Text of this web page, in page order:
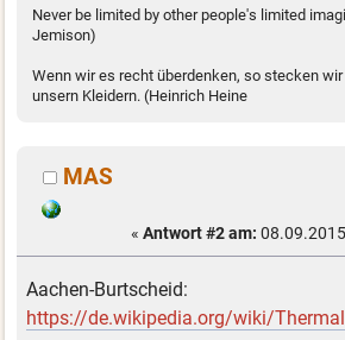
Never be limited by other people's limited
Jemison)
Wenn wir es recht überdenken, so stecken
unsern Kleidern. (Heinrich Heine
MAS
« Antwort #2 am:
Aachen-Burtscheid:
https://de.wikipedia.org/wiki/